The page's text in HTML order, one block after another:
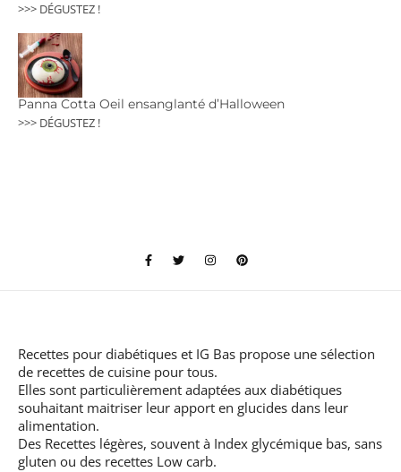
>>> DÉGUSTEZ !
Panna Cotta Oeil ensanglanté d’Halloween
>>> DÉGUSTEZ !
Recettes pour diabétiques et IG Bas propose une sélection
de recettes de cuisine pour tous.
Elles sont particulièrement adaptées aux diabétiques
souhaitant maitriser leur apport en glucides dans leur
alimentation.
Des Recettes légères, souvent à Index glycémique bas, sans
gluten ou des recettes Low carb.